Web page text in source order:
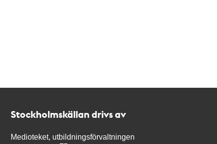
Stockholmskällan drivs av
Medioteket, utbildningsförvaltningen